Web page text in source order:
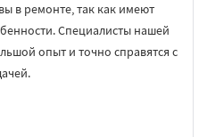
в ремонте, так как имеют
Специалисты нашей
опыт и точно справятся с